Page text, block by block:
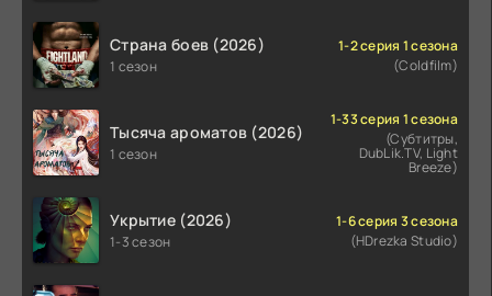
Страна боев (2026)
1 сезон
1-2 серия 1 сезона
(Coldfilm)
Тысяча ароматов (2026)
1 сезон
1-33 серия 1 сезона
(Субтитры,
DubLik.TV, Light
Breeze)
Укрытие (2026)
1-3 сезон
1-6 серия 3 сезона
(HDrezka Studio)